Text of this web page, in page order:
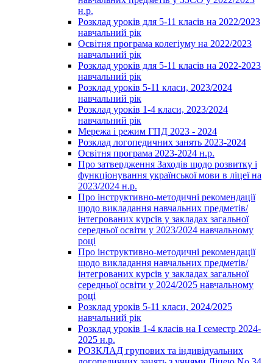
н.р.
Розклад уроків для 5-11 класів на 2022/2023
навчальний рік
Освітня програма колегіуму на 2022/2023
навчальний рік
Розклад уроків для 5-11 класів на 2022-2023
навчальний рік
Розклад уроків 5-11 класи, 2023/2024
навчальний рік
Розклад уроків 1-4 класи, 2023/2024
навчальний рік
Мережа і режим ГПД 2023 - 2024
Розклад логопедичних занять 2023-2024
Освітня програма 2023-2024 н.р.
Про затвердження Заходів щодо розвитку і
функціонування української мови в ліцеї на
2023/2024 н.р.
Про інструктивно-методичні рекомендації
щодо викладання навчальних предметів/
інтегрованих курсів у закладах загальної
середньої освіти у 2023/2024 навчальному
році
Про інструктивно-методичні рекомендації
щодо викладання навчальних предметів/
інтегрованих курсів у закладах загальної
середньої освіти у 2024/2025 навчальному
році
Розклад уроків 5-11 класи, 2024/2025
навчальний рік
Розклад уроків 1-4 класів на І семестр 2024-
2025 н.р.
РОЗКЛАД групових та індивідуальних